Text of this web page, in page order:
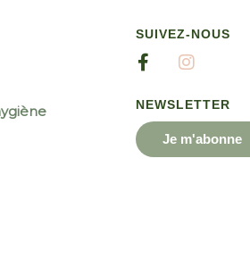
SUIVEZ-NOUS
NEWSLETTER
Je m'abonne